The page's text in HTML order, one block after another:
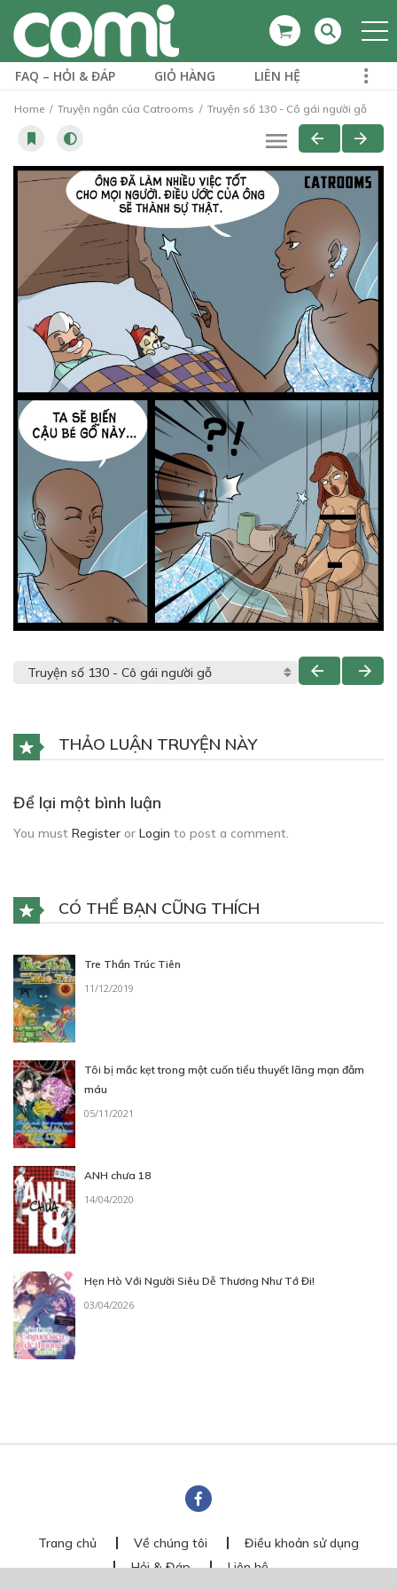
FAQ – HỎI & ĐÁP GIỎ HÀNG LIÊN HỆ
Home Truyện ngắn của Catrooms Truyện số 130 - Cô gái người gỗ
THẢO LUẬN TRUYỆN NÀY
Để lại một bình luận
You must Register or Login to post a comment.
CÓ THỂ BẠN CŨNG THÍCH
Tre Thần Trúc Tiên
11/12/2019
Tôi bị mắc kẹt trong một cuốn tiểu thuyết lãng mạn đẫm
máu
05/11/2021
ANH chưa 18
14/04/2020
Hẹn Hò Với Người Siêu Dễ Thương Như Tớ Đi!
03/04/2026
Trang chủ Về chúng tôi
Điều khoản sử dụng
Hỏi & Đáp
Liên hệ